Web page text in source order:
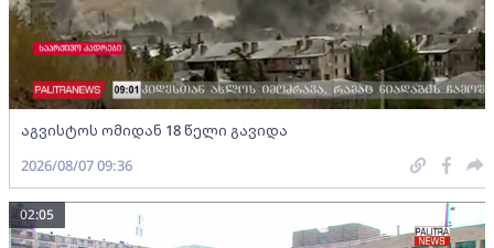
აგვისტოს ომიდან 18 წელი გავიდა
2026/08/07 09:36
02:05